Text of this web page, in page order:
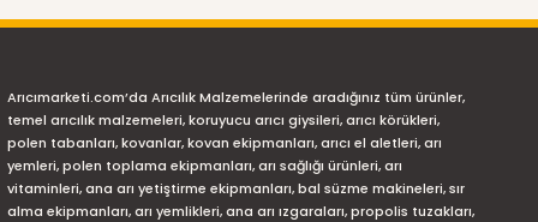
Arıcımarketi.com’da Arıcılık Malzemelerinde aradığınız tüm ürünler,
temel arıcılık malzemeleri, koruyucu arıcı giysileri, arıcı körükleri,
polen tabanları, kovanlar, kovan ekipmanları, arıcı el aletleri, arı
yemleri, polen toplama ekipmanları, arı sağlığı ürünleri, arı
vitaminleri, ana arı yetiştirme ekipmanları, bal süzme makineleri, sır
alma ekipmanları, arı yemlikleri, ana arı ızgaraları, propolis tuzakları,